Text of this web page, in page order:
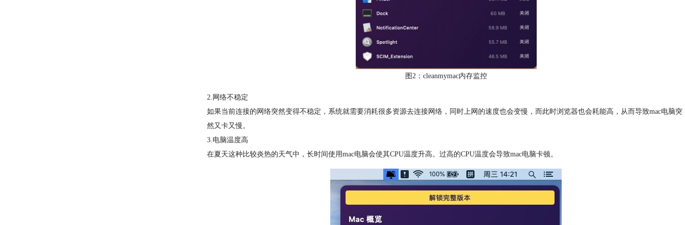
图2：cleanmymac内存监控
2.网络不稳定
如果当前连接的网络突然变得不稳定，系统就需要消耗很多资源去连接网络，同时上网的速度也会变慢，而此时浏览器也会耗能高，从而导致mac电脑突
然又卡又慢。
3.电脑温度高
在夏天这种比较炎热的天气中，长时间使用mac电脑会使其CPU温度升高。过高的CPU温度会导致mac电脑卡顿。